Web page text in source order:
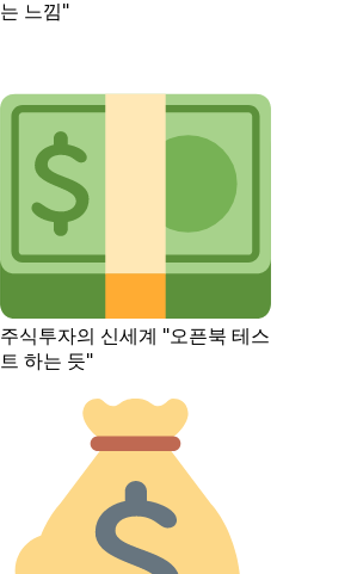
는 느낌"
주식투자의 신세계 "오픈북 테스
트 하는 듯"